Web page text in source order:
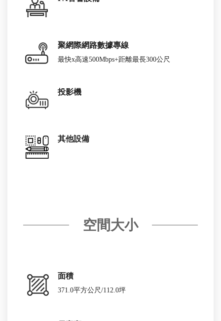
聚網際網路數據專線
最快x高速500Mbps+距離最長300公尺
投影機
其他設備
空間大小
面積
371.0平方公尺/112.0坪